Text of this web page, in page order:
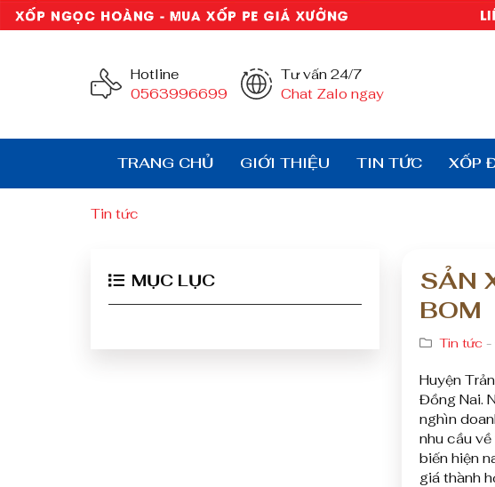
Hotline
0563996699
Tư vấn 24/7
Chat Zalo ngay
TRANG CHỦ GIỚI THIỆU TIN TỨC XỐP
Tin tức
MỤC LỤC
SẢN
BOM
Tin tức -
Huyện
Đồng Nai.
nghìn
nhu cầu
biến hiện
giá thành